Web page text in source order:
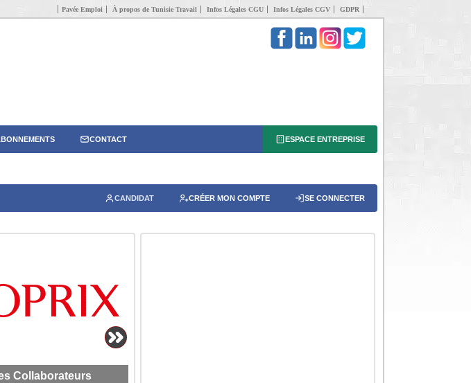
Pavée Emploi À propos de Tunisie Travail Infos Légales CGU Infos Légales CGV GDPR
CONTACT ESPACE ENTREPRISE
CANDIDAT CRÉER MON COMPTE SE CONNECTER
Collaborateurs